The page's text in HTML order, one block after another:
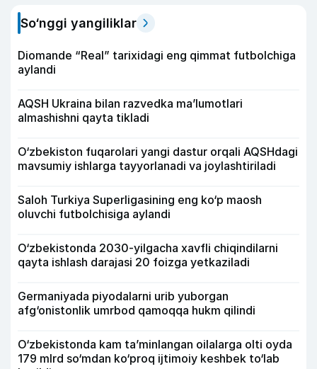
So‘nggi yangiliklar
Diomande “Real” tarixidagi eng qimmat futbolchiga
aylandi
AQSH Ukraina bilan razvedka ma’lumotlari
almashishni qayta tikladi
O‘zbekiston fuqarolari yangi dastur orqali AQSHdagi
mavsumiy ishlarga tayyorlanadi va joylashtiriladi
Saloh Turkiya Superligasining eng ko‘p maosh
oluvchi futbolchisiga aylandi
O‘zbekistonda 2030-yilgacha xavfli chiqindilarni
qayta ishlash darajasi 20 foizga yetkaziladi
Germaniyada piyodalarni urib yuborgan
afg‘onistonlik umrbod qamoqqa hukm qilindi
O‘zbekistonda kam ta’minlangan oilalarga olti oyda
179 mlrd so‘mdan ko‘proq ijtimoiy keshbek to‘lab